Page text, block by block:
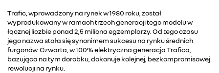
Trafic, wprowadzony na rynek w 1980 roku, został
wyprodukowany w ramach trzech generacji tego modelu w
łącznej liczbie ponad 2,5 miliona egzemplarzy. Od tego czasu
jego nazwa stała się synonimem sukcesu na rynku średnich
furgonów. Czwarta, w 100% elektryczna generacja Trafica,
bazująca na tym dorobku, dokonuje kolejnej, bezkompromisowej
rewolucji na rynku.